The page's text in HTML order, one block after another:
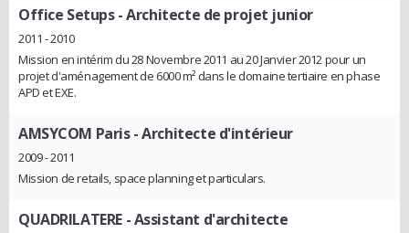
Office Setups- Architecte de projet junior
2011 - 2010
Mission en intérim du 28 Novembre 2011 au 20 Janvier 2012 pour un
projet d'aménagement de 6000 m² dans le domaine tertiaire en phase
APD et EXE.
AMSYCOM Paris- Architecte d'intérieur
2009 - 2011
Mission de retails, space planning et particulars.
QUADRILATERE- Assistant d'architecte